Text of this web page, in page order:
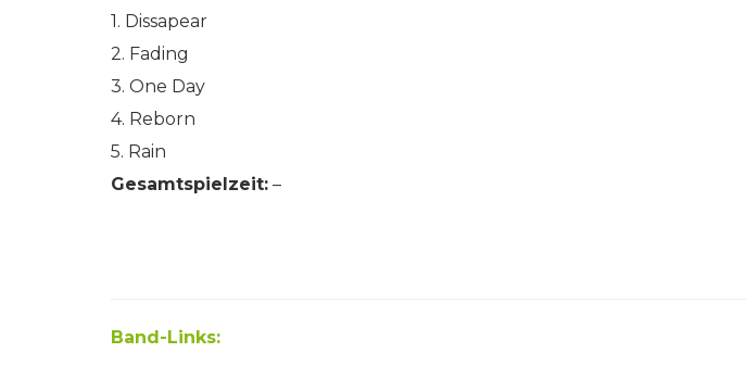
1. Dissapear
2. Fading
3. One Day
4. Reborn
5. Rain
Gesamtspielzeit: –
Band-Links: